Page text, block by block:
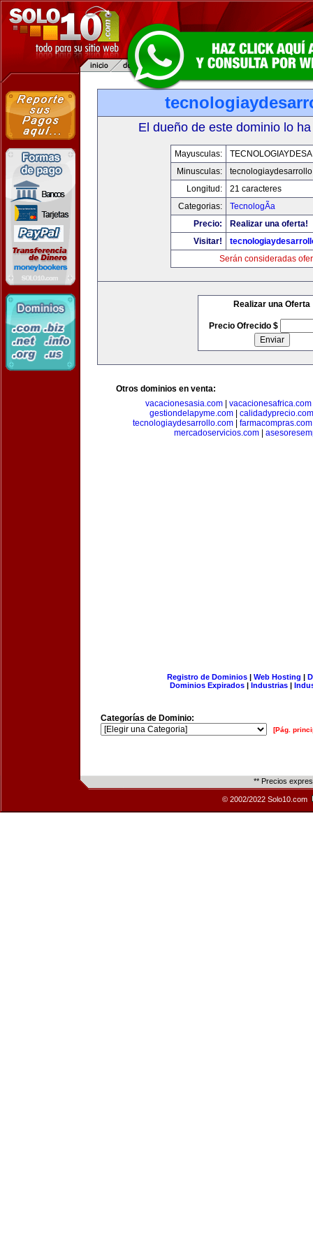
El dueño de este dominio lo
Mayusculas:
Minusculas:
Longitud:
21 caracteres
Categorias:
TecnologÃ­a
Precio:
Realizar una oferta!
Visitar!
Serán consideradas
Realizar una Oferta
Precio Ofrecido $
Otros dominios en venta:
vacacionesasia.com
vacacionesafrica.com
gestiondelapyme.com
calidadyprecio.com
tecnologiaydesarrollo.com
farmacompras.com
mercadoservicios.com|
Registro de Dominios| Web Hosting |
Dominios Expirados | Industrias |
Categorías de Dominio:
[Pág.
** Precios
© 2002/2022 Solo10.com